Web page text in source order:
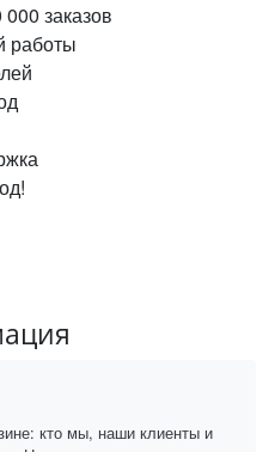
заказов
работы
кто мы, наши клиенты и